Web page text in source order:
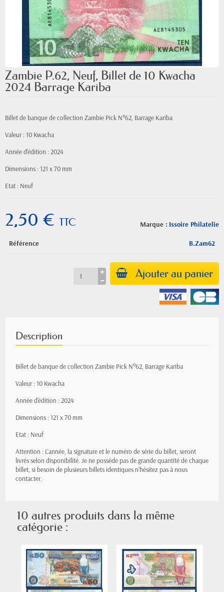
Zambie P.62, Neuf, Billet de 10 Kwacha
2024 Barrage Kariba
Billet de banque de collection Zambie Pick N°62, Barrage Kariba
Valeur : 10 Kwacha
Année d'édition : 2024
Dimensions : 121 x 70 mm
Etat : Neuf
Marque : Issoire Philatelie
2,50 € TTC
Référence B.Zam62
Ajouter au panier
Description
Billet de banque de collection Zambie Pick N°62, Barrage Kariba
Valeur : 10 Kwacha
Année d'édition : 2024
Dimensions : 121 x 70 mm
Etat : Neuf
Attention : L'année, la signature et le numéro de série du billet, seront
livrés selon disponibilité. Je ne possède pas de grande quantité de chaque
billet, si besoin de plusieurs billets identiques n'hésitez pas à nous
contacter.
10 autres produits dans la même
catégorie :